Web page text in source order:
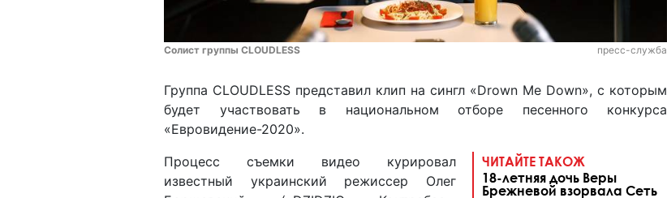
Солист группы CLOUDLESS пресс-служба
Группа CLOUDLESS представил клип на сингл «Drown Me Down», с которым
будет участвовать в национальном отборе песенного конкурса
«Евровидение-2020».
ЧИТАЙТЕ ТАКОЖ
18-летняя дочь Веры
Брежневой взорвала Сеть
Процесс съемки видео курировал
известный украинский режиссер Олег